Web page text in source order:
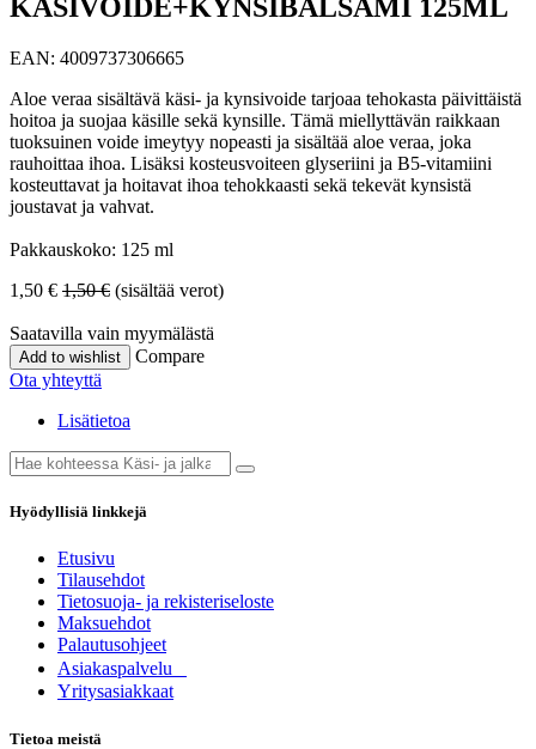
KÄSIVOIDE+KYNSIBALSAMI 125ML
EAN: 4009737306665
Aloe veraa sisältävä käsi- ja kynsivoide tarjoaa tehokasta päivittäistä
hoitoa ja suojaa käsille sekä kynsille. Tämä miellyttävän raikkaan
tuoksuinen voide imeytyy nopeasti ja sisältää aloe veraa, joka
rauhoittaa ihoa. Lisäksi kosteusvoiteen glyseriini ja B5-vitamiini
kosteuttavat ja hoitavat ihoa tehokkaasti sekä tekevät kynsistä
joustavat ja vahvat.
Pakkauskoko: 125 ml
1,50 € 1,50€ (sisältää verot)
Saatavilla vain myymälästä
Add to wishlist
Compare
Ota yhteyttä
Lisätietoa
Hyödyllisiä linkkejä
Etusivu
Tilausehdot
Tietosuoja- ja rekisteriseloste
Maksuehdot
Palautusohjeet
Asia​k​aspalvelu
​Yritysasiakkaat
Tietoa meistä